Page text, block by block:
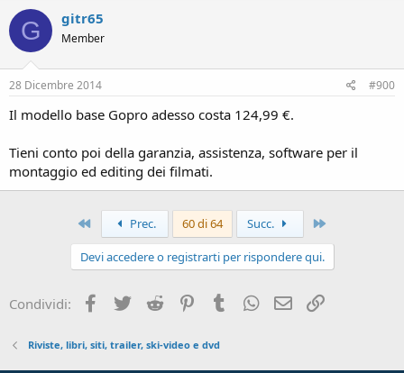
G gitr65
Member
28 Dicembre 2014 #900
Il modello base Gopro adesso costa 124,99 €.
Tieni conto poi della garanzia, assistenza, software per il
montaggio ed editing dei filmati.
Primo Prec. 60 di 64 Succ.
Devi accedere o registrarti per rispondere qui.
Condividi: Facebook
Twitter Reddit PinterestTumblrWhatsApp
Email
Riviste, libri, siti, trailer, ski-video e dvd